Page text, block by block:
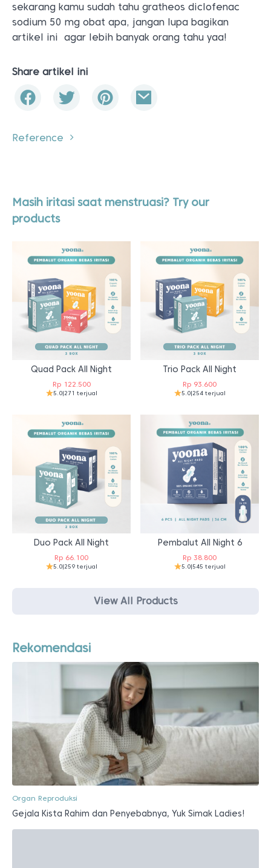
sekarang kamu sudah tahu gratheos diclofenac
sodium 50 mg obat apa, jangan lupa bagikan
artikel ini agar lebih banyak orang tahu yaa!
Share artikel ini
Reference
Masih iritasi saat menstruasi? Try our
products
Quad Pack All Night
Rp122.500
5.0|271 terjual
Trio Pack All Night
Rp 93.600
5.0|254 terjual
Duo Pack All Night
Rp 66.100
5.0|259 terjual
Pembalut All Night 6
Rp 38.800
5.0|545 terjual
View All Products
Rekomendasi
Organ Reproduksi
Gejala Kista Rahim dan Penyebabnya, Yuk Simak Ladies!